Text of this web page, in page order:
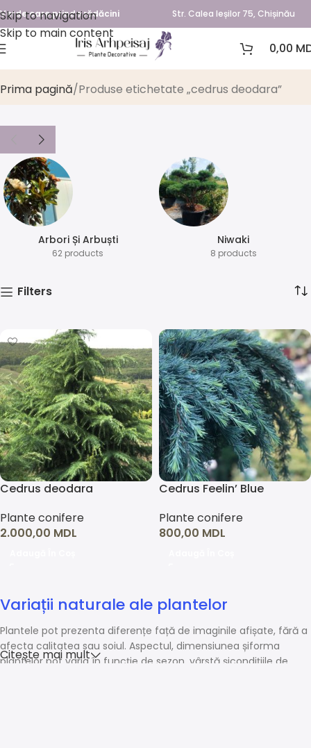
Skip to navigation
Skip to main content
Verde care prinde rădăcini Str. Calea Ieșilor 75, Chișinău
0,00
cedrus deodara
Prima pagină Produse etichetate „cedrus deodara”
Arbori Și Arbuști
62 products
⁠Niwaki
8 products
Filters
Cedrus deodara
Plante conifere
2.000,00 MDL
Cedrus Feelin’ Blue
Plante conifere
800,00 MDL
Variații naturale ale plantelor
Plantele pot prezenta diferențe față de imaginile afișate, fără a
afecta calitatea sau soiul. Aspectul, dimensiunea șiforma
plantelor pot varia în funcție de sezon, vârstă șicondițiile de
Citește mai mult